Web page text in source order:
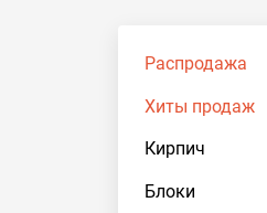
Распродажа
Хиты продаж
Кирпич
Блоки